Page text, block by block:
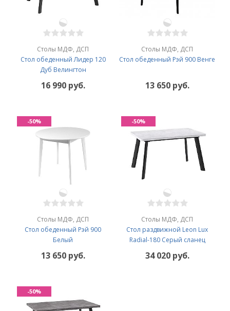
Столы МДФ, ДСП
Стол обеденный Лидер 120
Дуб Велингтон
16 990 руб.
Столы МДФ, ДСП
Стол обеденный Рэй 900 Венге
13 650 руб.
Столы МДФ, ДСП
Стол обеденный Рэй 900
Белый
13 650 руб.
-50%
Столы МДФ, ДСП
Cтол раздвижной Leon Lux
Radial-180 Серый сланец
34 020 руб.
-50%
-50%